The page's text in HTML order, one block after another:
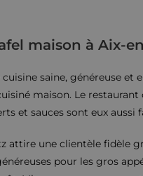
maison à Aix-
saine, généreuse
maison. Le
et sauces sont eux aussi
attire une clientèle fidèle
pour les gros